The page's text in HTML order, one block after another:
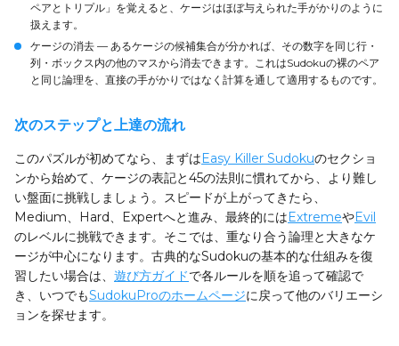
ペアとトリプル」を覚えると、ケージはほぼ与えられた手がかりのように
扱えます。
ケージの消去 — あるケージの候補集合が分かれば、その数字を同じ行・
列・ボックス内の他のマスから消去できます。これはSudokuの裸のペア
と同じ論理を、直接の手がかりではなく計算を通して適用するものです。
次のステップと上達の流れ
このパズルが初めてなら、まずはEasy Killer Sudokuのセクショ
ンから始めて、ケージの表記と45の法則に慣れてから、より難し
い盤面に挑戦しましょう。スピードが上がってきたら、
Medium、Hard、Expertへと進み、最終的にはExtremeやEvil
のレベルに挑戦できます。そこでは、重なり合う論理と大きなケ
ージが中心になります。古典的なSudokuの基本的な仕組みを復
習したい場合は、 遊び方ガイドで各ルールを順を追って確認で
き、いつでもSudokuProのホームページに戻って他のバリエーシ
ョンを探せます。